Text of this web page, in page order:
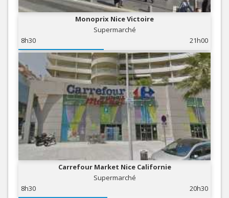
Monoprix Nice Victoire
Supermarché
8h30
21h00
Carrefour Market Nice Californie
Supermarché
8h30
20h30